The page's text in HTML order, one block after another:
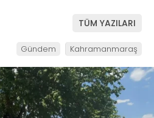
TÜM YAZILARI
Gündem Kahramanmaraş